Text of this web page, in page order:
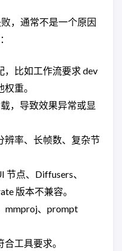
，通常不是一个原因
，比如工作流要求 dev
重。
，导致效果异常或显
辨率、长帧数、复杂节
节点、Diffusers、
版本不兼容。
mmproj、prompt
工具要求。